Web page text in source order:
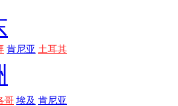
肯尼亚 土耳其
哥 埃及 肯尼亚